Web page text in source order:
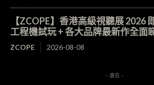
【ZCOPE】香港高級視聽展 2026
工程機試玩 + 各大品牌最新作全面
ZCOPE 2026-08-08
- 廣告 -